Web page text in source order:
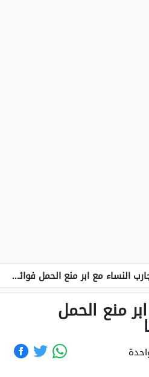
النساء مع ابر منع الحمل فوائدها واضرارها
منع الحمل